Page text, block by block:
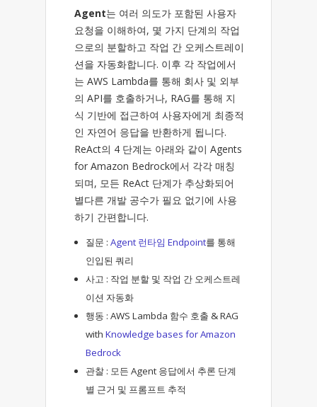
Agent는 여러 의도가 포함된 사용자
요청을 이해하여, 몇 가지 단계의 작업
으로의 분할하고 작업 간 오케스트레이
션을 자동화합니다. 이후 각 작업에서
는 AWS Lambda를 통해 회사 및 외부
의 API를 호출하거나, RAG를 통해 지
식 기반에 접근하여 사용자에게 최종적
인 자연어 응답을 반환하게 됩니다.
ReAct의 4 단계는 아래와 같이 Agents
for Amazon Bedrock에서 각각 매칭
되며, 모든 ReAct 단계가 추상화되어
별다른 개발 공수가 필요 없기에 사용
하기 간편합니다.
질문 : Agent 런타임 Endpoint를 통해
인입된 쿼리
사고 : 작업 분할 및 작업 간 오케스트레
이션 자동화
행동 : AWS Lambda 함수 호출 & RAG
with Knowledge bases for Amazon
Bedrock
관찰 : 모든 Agent 응답에서 추론 단계
별 근거 및 프롬프트 추적